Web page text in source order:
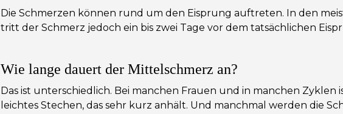
Die Schmerzen können rund um den Eisprung auftreten. In den
tritt der Schmerz jedoch ein bis zwei Tage vor dem tatsächlichen
Wie lange dauert der Mittelschmerz an?
Das ist unterschiedlich. Bei manchen Frauen und in manchen Zyklen
leichtes Stechen, das sehr kurz anhält. Und manchmal werden die